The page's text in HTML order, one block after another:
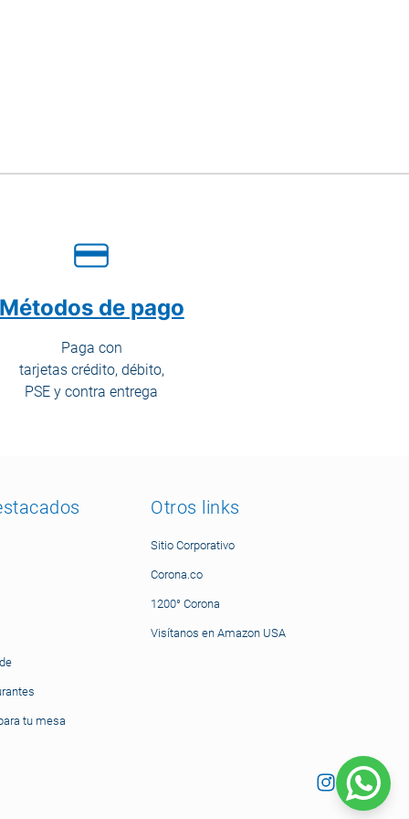
de pago
Paga con
tarjetas crédito, débito,
PSE y contra entrega
tu mesa
Otros links
Sitio Corporativo
Corona.co
1200° Corona
Visítanos en Amazon USA